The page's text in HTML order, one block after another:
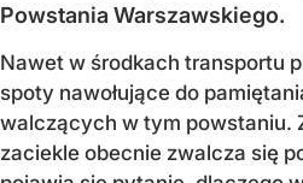
Powstania Warszawskiego.
Nawet w środkach transportu
spoty nawołujące do
walczących w tym powstaniu.
zaciekle obecnie zwalcza się